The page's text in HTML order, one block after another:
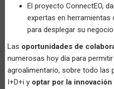
El proyecto ConnectEO,
expertas en herramientas
para desplegar su
Las oportunidades de
numerosas hoy día para
agroalimentario, sobre todo las
I+D+i y optar por la